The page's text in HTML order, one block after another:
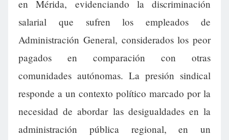
en Mérida, evidenciando la discriminación
salarial que sufren los empleados de
Administración General, considerados los peor
pagados en comparación con otras
comunidades autónomas. La presión sindical
responde a un contexto político marcado por la
necesidad de abordar las desigualdades en la
administración pública regional, en un